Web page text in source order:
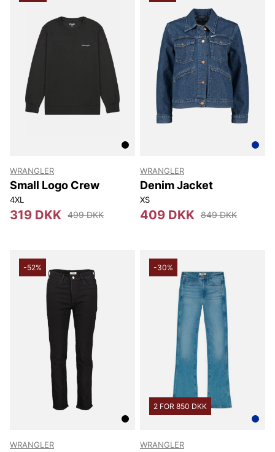
WRANGLER
Small Logo Crew
4XL
319 DKK 499 DKK
WRANGLER
Denim Jacket
XS
409 DKK 849 DKK
-52%
WRANGLER
-30%
2 FOR 850 DKK
WRANGLER